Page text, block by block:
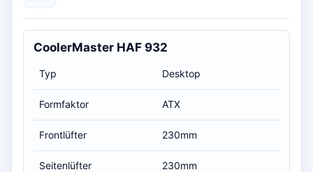
CoolerMaster HAF 932
Typ Desktop
Formfaktor ATX
Frontlüfter 230mm
Seitenlüfter 230mm